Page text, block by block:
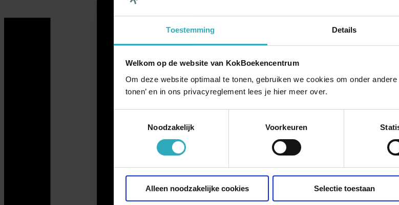
Toestemming Details
Welkom op de website van KokBoekencentrum
Om deze website optimaal te tonen, gebruiken we cookies om onder
tonen’ en in ons privacyreglement lees je hier meer over.
Noodzakelijk
Voorkeuren
Alleen noodzakelijke cookies Selectie toestaan